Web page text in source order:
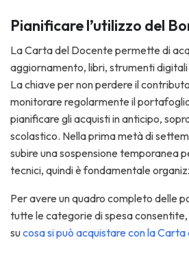
Pianificare l’utilizzo del
La Carta del Docente permette di
aggiornamento, libri, strumenti
La chiave per non perdere il
monitorare regolarmente il
pianificare gli acquisti in anticipo,
scolastico. Nella prima metà di
subire una sospensione temporanea
tecnici, quindi è fondamentale
Per avere un quadro completo delle
tutte le categorie di spesa
sucosa si può acquistare con la